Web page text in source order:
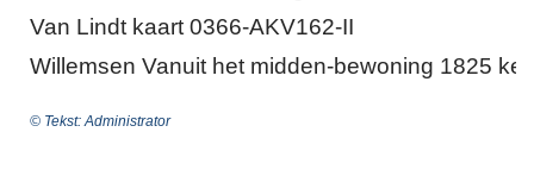
Van Lindt kaart 0366-AKV162-II
Willemsen Vanuit het midden-bewoning 1825
© Tekst: Administrator